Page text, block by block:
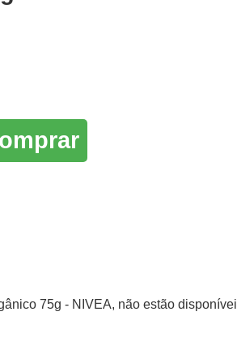
75g - NIVEA, não estão